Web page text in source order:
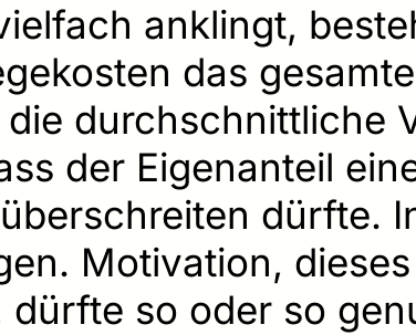
anklingt,
das
durchschnittliche
der Eigenanteil
dürfte.
Motivation,
so oder so